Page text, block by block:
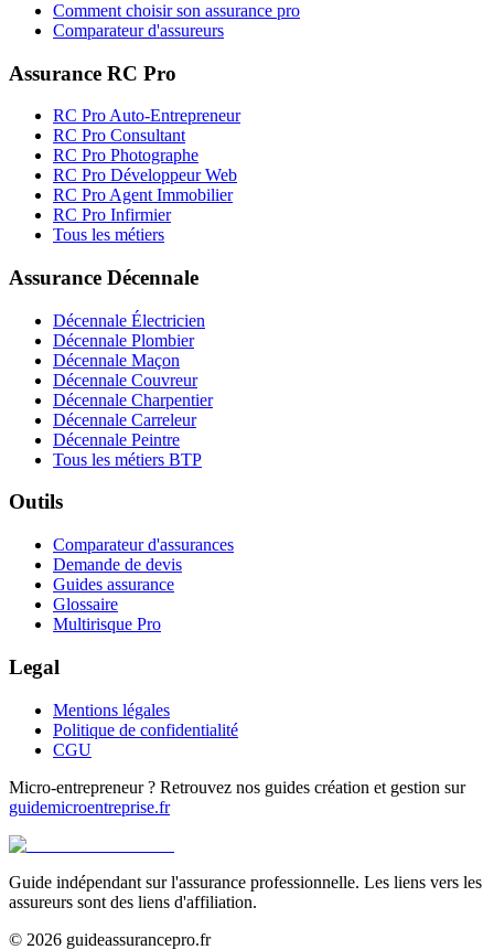
Comment choisir son assurance pro
Comparateur d'assureurs
Assurance RC Pro
RC Pro Auto-Entrepreneur
RC Pro Consultant
RC Pro Photographe
RC Pro Développeur Web
RC Pro Agent Immobilier
RC Pro Infirmier
Tous les métiers
Assurance Décennale
Décennale Électricien
Décennale Plombier
Décennale Maçon
Décennale Couvreur
Décennale Charpentier
Décennale Carreleur
Décennale Peintre
Tous les métiers BTP
Outils
Comparateur d'assurances
Demande de devis
Guides assurance
Glossaire
Multirisque Pro
Legal
Mentions légales
Politique de confidentialité
CGU
Micro-entrepreneur ? Retrouvez nos guides création et gestion sur
guidemicroentreprise.fr
Guide indépendant sur l'assurance professionnelle. Les liens vers les
assureurs sont des liens d'affiliation.
© 2026 guideassurancepro.fr